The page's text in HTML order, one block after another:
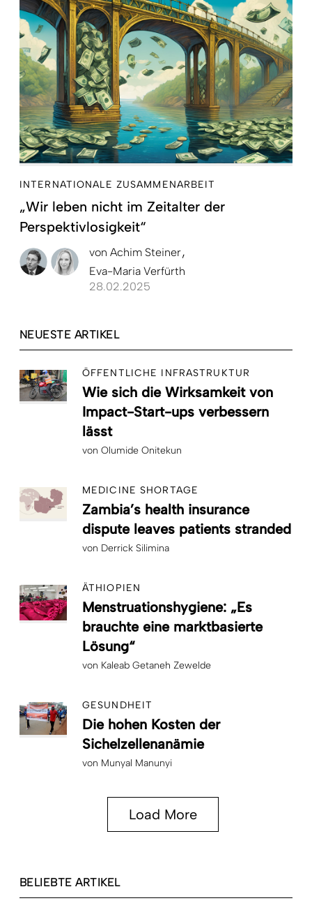
INTERNATIONALE ZUSAMMENARBEIT
„Wir leben nicht im Zeitalter der
Perspektivlosigkeit“
von Achim Steiner
Eva-Maria Verfürth
28.02.2025
NEUESTE ARTIKEL
ÖFFENTLICHE INFRASTRUKTUR
Wie sich die Wirksamkeit von
Impact-Start-ups verbessern
lässt
von Olumide Onitekun
MEDICINE SHORTAGE
Zambia’s health insurance
dispute leaves patients stranded
von Derrick Silimina
ÄTHIOPIEN
Menstruationshygiene: „Es
brauchte eine marktbasierte
Lösung“
von Kaleab Getaneh Zewelde
GESUNDHEIT
Die hohen Kosten der
Sichelzellenanämie
von Munyal Manunyi
Load More
BELIEBTE ARTIKEL